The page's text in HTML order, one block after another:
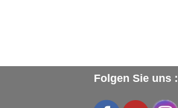
Folgen Sie uns :